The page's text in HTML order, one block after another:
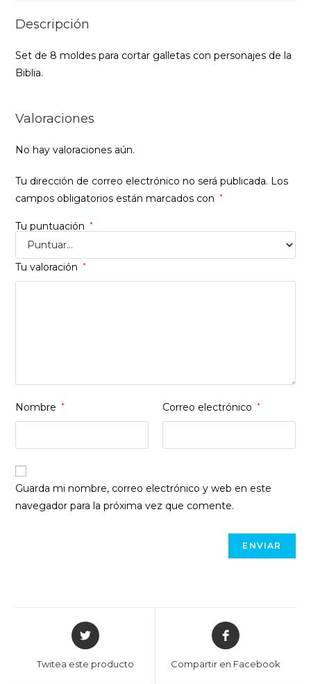
Descripción
Set de 8 moldes para cortar galletas con personajes de la
Biblia.
Valoraciones
No hay valoraciones aún.
Tu dirección de correo electrónico no será publicada. Los
campos obligatorios están marcados con
*
Tu puntuación *
Tu valoración *
Nombre * Correo electrónico *
Guarda mi nombre, correo electrónico y web en este
navegador para la próxima vez que comente.
Opens
in
new
Twitea este producto
Opens
in
new
Compartir en Facebook